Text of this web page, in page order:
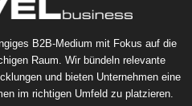
B2B-Medium mit Fokus auf die
Raum. Wir bündeln relevante
und bieten Unternehmen eine
im richtigen Umfeld zu platzieren.